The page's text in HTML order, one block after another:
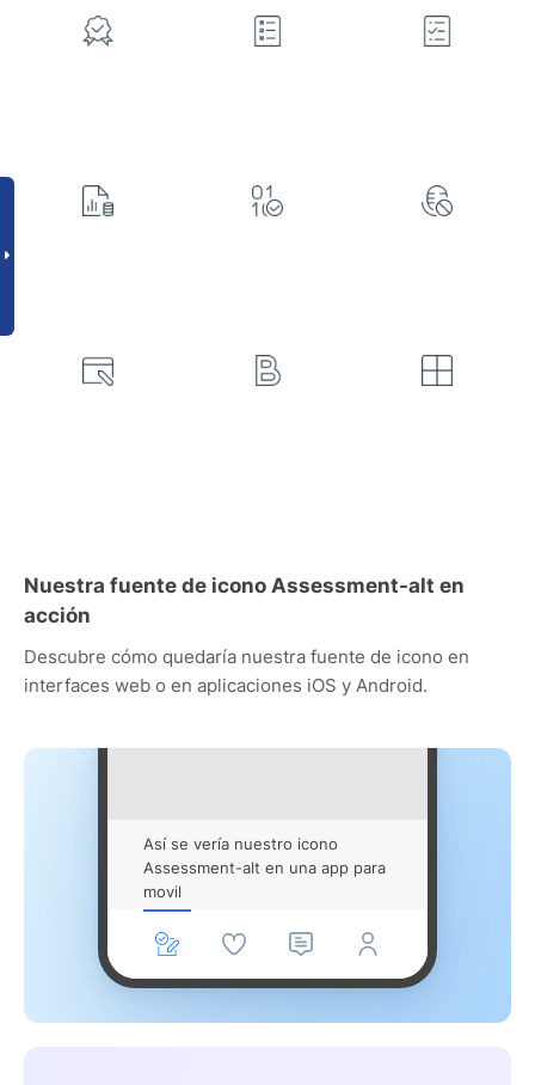
Nuestra fuente de icono Assessment-alt en
acción
Descubre cómo quedaría nuestra fuente de icono en
interfaces web o en aplicaciones iOS y Android.
Así se vería nuestro icono
Assessment-alt en una app para
movil